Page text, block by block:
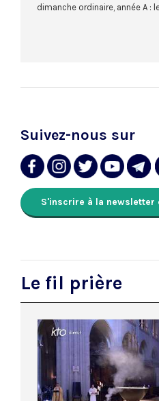
dimanche ordinaire, année A :
Suivez-nous sur
S'inscrire à la newsletter
Le fil prière